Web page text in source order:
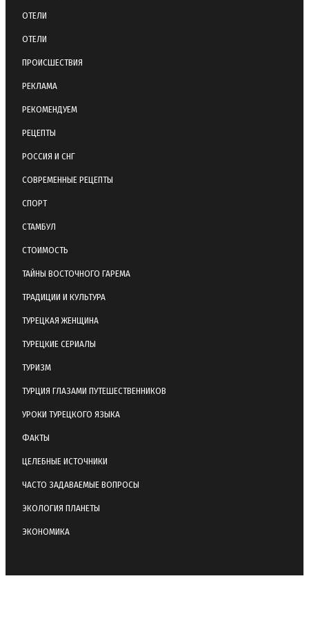
ОТЕЛИ
ОТЕЛИ
ПРОИСШЕСТВИЯ
РЕКЛАМА
РЕКОМЕНДУЕМ
РЕЦЕПТЫ
РОССИЯ И СНГ
СОВРЕМЕННЫЕ РЕЦЕПТЫ
СПОРТ
СТАМБУЛ
СТОИМОСТЬ
ТАЙНЫ ВОСТОЧНОГО ГАРЕМА
ТРАДИЦИИ И КУЛЬТУРА
ТУРЕЦКАЯ ЖЕНЩИНА
ТУРЕЦКИЕ СЕРИАЛЫ
ТУРИЗМ
ТУРЦИЯ ГЛАЗАМИ ПУТЕШЕСТВЕННИКОВ
УРОКИ ТУРЕЦКОГО ЯЗЫКА
ФАКТЫ
ЦЕЛЕБНЫЕ ИСТОЧНИКИ
ЧАСТО ЗАДАВАЕМЫЕ ВОПРОСЫ
ЭКОЛОГИЯ ПЛАНЕТЫ
ЭКОНОМИКА